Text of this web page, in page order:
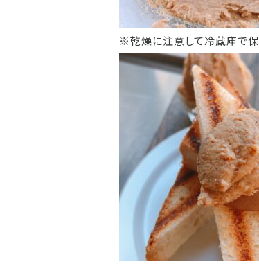
※乾燥に注意して冷蔵庫で保